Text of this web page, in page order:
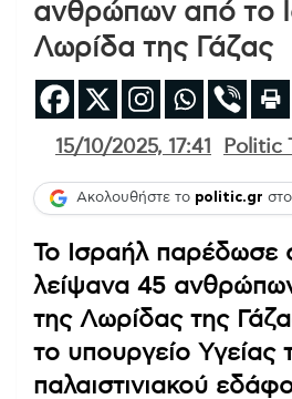
ανθρώπων από το
Λωρίδα της Γάζας
15/10/2025, 17:41 Politic
Ακολουθήστε το politic.gr
Το Ισραήλ παρέδωσε
λείψανα 45
της Λωρίδας της
το υπουργείο Υγείας
παλαιστινιακού